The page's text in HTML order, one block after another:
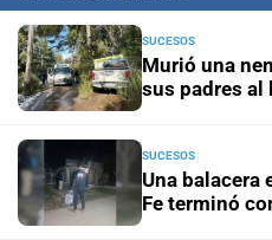
Horóscopo del día
de agosto de 2026
Horóscopo del día
de agosto de 2026
SUCESOS
Murió una
sus padres al
SUCESOS
Una balacera
Fe terminó